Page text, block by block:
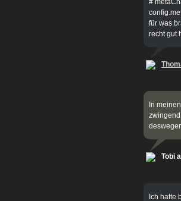
für was
recht gut
In
Tobi
Ich hatte